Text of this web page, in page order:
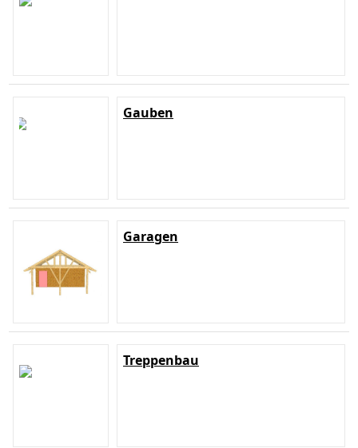
Gauben
Garagen
Treppenbau